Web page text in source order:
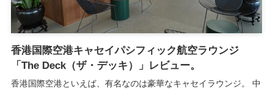
香港国際空港キャセイパシフィック航空ラウンジ
「The Deck（ザ・デッキ）」レビュー。
香港国際空港といえば、有名なのは豪華なキャセイラウンジ。 中